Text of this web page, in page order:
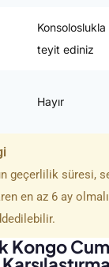
Konsoloslukla
teyit ediniz
Hayır
geçerlilik süresi,
en az 6 ay
Kongo